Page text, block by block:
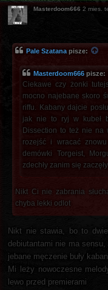
Masterdoom666 2 mies.
Pale Szatana pisze:
Masterdoom666 pisze:
Ciekawe czy żonki
mocno najebane skoro
riffu. Kabany dajcie
jak nie to ryj w kubeł
Dissection to też nie na
rozejść i wracać
demówki Torgeist,
zdechły zanim się zaczęły
Nikt Ci nie zabrania
chyba lekki odlot
Nikt nie stawia, bo to
debiutantami nie ma
jebane męczenie buły
Mi leży nowoczesne
lewo przed premierami